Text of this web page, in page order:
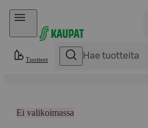
Hyppää sisältöön
Tuotteet
Ei valikoimassa